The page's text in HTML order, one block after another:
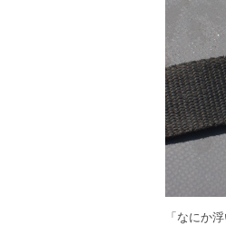
「なにか